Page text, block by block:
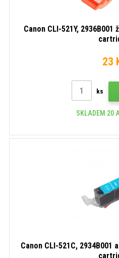
Canon CLI-521Y,
23
ks
SKLADEM 20
Canon CLI-521C,